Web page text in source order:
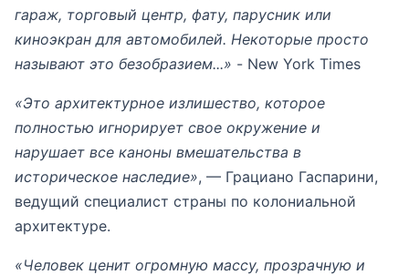
гараж, торговый центр, фату, парусник или
киноэкран для автомобилей. Некоторые просто
называют это безобразием...» - New York Times
«Это архитектурное излишество, которое
полностью игнорирует свое окружение и
нарушает все каноны вмешательства в
историческое наследие», — Грациано Гаспарини,
ведущий специалист страны по колониальной
архитектуре.
«Человек ценит огромную массу, прозрачную и